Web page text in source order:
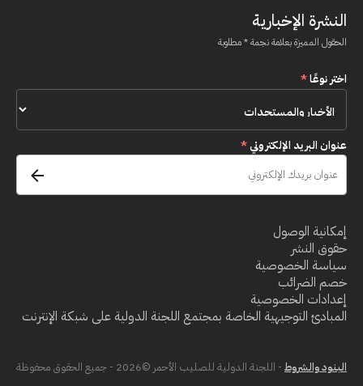
النشرة الإخبارية
الحقول المميزة بعلامة نجمة * مطلوبة
اختر نوعًا*
عنوان البريد الإلكتروني*
إمكانية الوصول
حقوق النشر
سياسة الخصوصية
خصم الضرائب
إعدادات الخصوصية
المبادئ التوجيهية الخاصة بمجتمع اللجنة الدولية على شبكة الإنترنت
البنود والشروط - اللجنة الدولية للصليب الأحمر ©2026 - جميع الحقوق محفوظة